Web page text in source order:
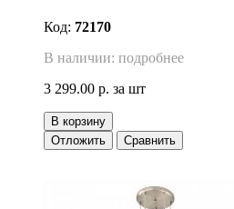
Код: 72170
В наличии: подробнее
3 299.00 р. за шт
В корзину
Отложить
Сравнить